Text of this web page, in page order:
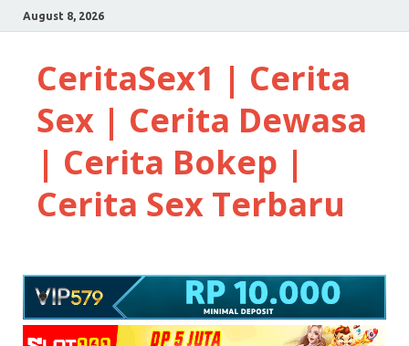
August 8, 2026
CeritaSex1 | Cerita
Sex | Cerita Dewasa
| Cerita Bokep |
Cerita Sex Terbaru